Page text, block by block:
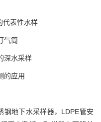
代表性水样
气筒
深水采样
的应用
钢地下水采样器，LDPE管安